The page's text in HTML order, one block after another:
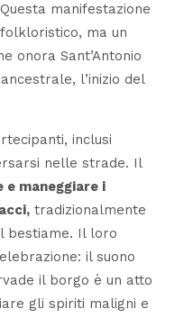
manifestazione
ma un
onora Sant’Antonio
l’inizio del
inclusi
nelle strade. Il
e maneggiare i
tradizionalmente
bestiame. Il loro
il suono
il borgo è un atto
gli spiriti maligni e